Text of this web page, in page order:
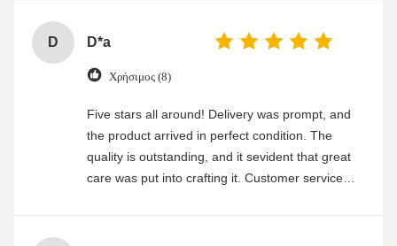
D D*a
Χρήσιμος (8)
Five stars all around! Delivery was prompt, and
the product arrived in perfect condition. The
quality is outstanding, and it sevident that great
care was put into crafting it. Customer service